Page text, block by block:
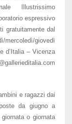
Illustrissimo
espressivo
gratuitamente dal
mercoledì/giovedì
d’Italia – Vicenza
e ragazzi dai
da giugno a
o giornata